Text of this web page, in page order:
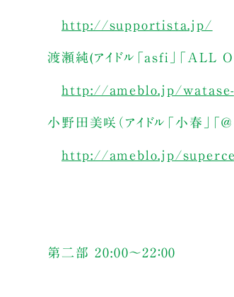
http://supportista.jp/
渡瀬純(アイドル「asfi」「ALL
http://ameblo.jp/
小野田美咲（アイドル「小春」「＠
http://ameblo.jp/
第二部 20:00～22：00